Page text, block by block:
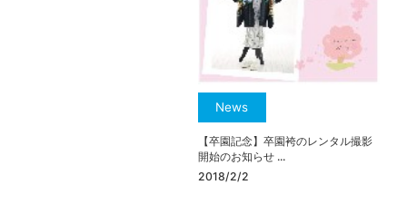
News
【卒園記念】卒園袴のレンタル撮影
開始のお知らせ ...
2018/2/2